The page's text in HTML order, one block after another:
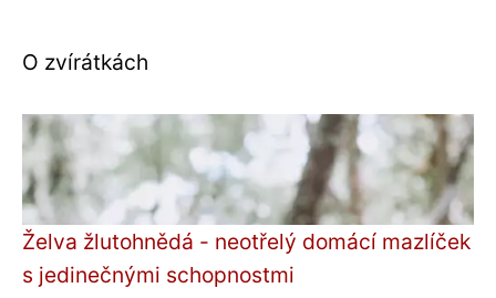
O zvírátkách
Želva žlutohnědá - neotřelý domácí mazlíček
s jedinečnými schopnostmi